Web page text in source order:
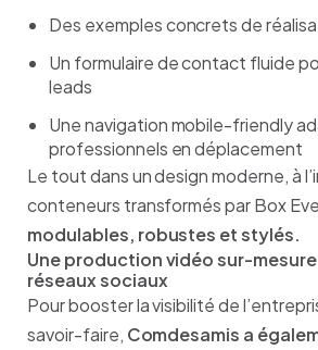
Des exemples concrets de
Un formulaire de contact fluide
leads
Une navigation mobile-friendly
professionnels en déplacement
Le tout dans un design moderne, à
conteneurs transformés par Box
modulables, robustes et stylés.
Une production vidéo sur-
réseaux sociaux
Pour booster la visibilité de
savoir-faire, Comdesamis a